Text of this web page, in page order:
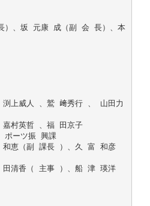
、坂 元康 成（副 会 長）、本
上威人 、鷲 﨑秀行 、 山田力
村英哲 、福 田京子
ーツ振 興課
恵（副 課長 ）、久 富 和彦
清香（ 主事 ）、船 津 瑛洋